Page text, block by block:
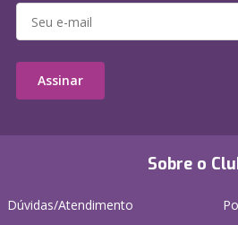
Sobre o
Dúvidas/Atendimento
Assinar